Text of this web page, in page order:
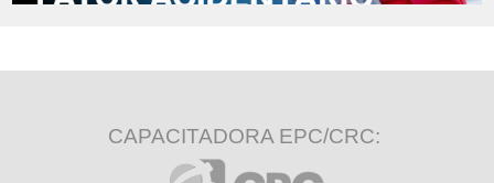
CAPACITADORA EPC/CRC: